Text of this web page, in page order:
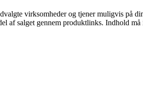
virksomheder og tjener muligvis på
af salget gennem produktlinks. Indhold